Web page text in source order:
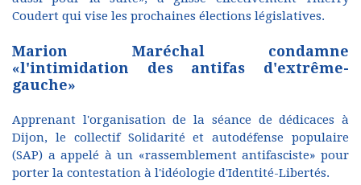
Coudert qui vise les prochaines élections législatives.
Marion Maréchal condamne
«l'intimidation des antifas d'extrême-
gauche»
Apprenant l'organisation de la séance de dédicaces à
Dijon, le collectif Solidarité et autodéfense populaire
(SAP) a appelé à un «rassemblement antifasciste» pour
porter la contestation à l'idéologie d'Identité-Libertés.